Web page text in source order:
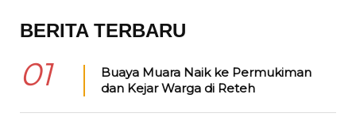
BERITA TERBARU
01
Buaya Muara Naik ke Permukiman
dan Kejar Warga di Reteh